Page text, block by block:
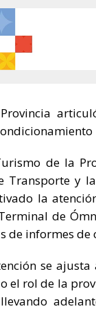
de la
Transporte y
la
de
de informes de
se
el rol de la